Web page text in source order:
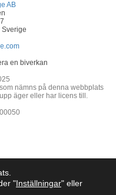
AB
Sverige
en biverkan
nämns på denna webbplats
äger eller har licens till.
"Inställningar" eller